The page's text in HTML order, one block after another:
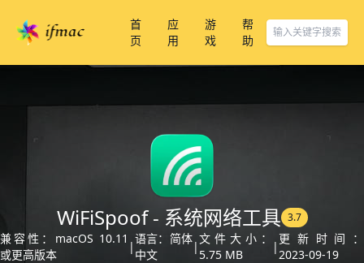
首
页
应
用
游
戏
帮
助
WiFiSpoof - 系统网络工具 3.7
兼容性：macOS 10.11
或更高版本
|
语言：简体
中文
|
文件大小：
5.75 MB
|
更新时间：
2023-09-19